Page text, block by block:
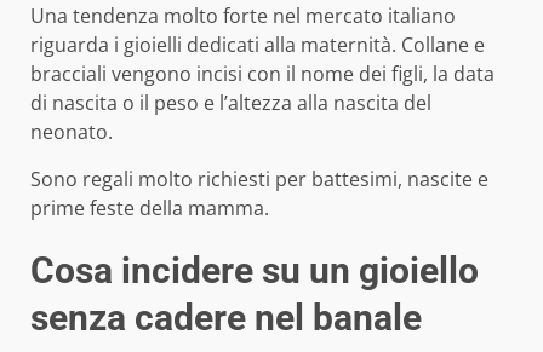
Una tendenza molto forte nel mercato italiano
riguarda i gioielli dedicati alla maternità. Collane e
bracciali vengono incisi con il nome dei figli, la data
di nascita o il peso e l’altezza alla nascita del
neonato.
Sono regali molto richiesti per battesimi, nascite e
prime feste della mamma.
Cosa incidere su un gioiello
senza cadere nel banale